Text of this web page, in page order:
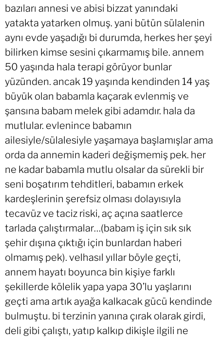
bazıları annesi ve abisi bizzat yanındaki
yatakta yatarken olmuş. yani bütün sülalenin
aynı evde yaşadığı bi durumda, herkes her şeyi
bilirken kimse sesini çıkarmamış bile. annem
50 yaşında hala terapi görüyor bunlar
yüzünden. ancak 19 yaşında kendinden 14 yaş
büyük olan babamla kaçarak evlenmiş ve
şansına babam melek gibi adamdır. hala da
mutlular. evlenince babamın
ailesiyle/sülalesiyle yaşamaya başlamışlar ama
orda da annemin kaderi değişmemiş pek. her
ne kadar babamla mutlu olsalar da sürekli bir
seni boşatırım tehditleri, babamın erkek
kardeşlerinin şerefsiz olması dolayısıyla
tecavüz ve taciz riski, aç açına saatlerce
tarlada çalıştırmalar…(babam iş için sık sık
şehir dışına çıktığı için bunlardan haberi
olmamış pek). velhasıl yıllar böyle geçti,
annem hayatı boyunca bin kişiye farklı
şekillerde kölelik yapa yapa 30’lu yaşlarını
geçti ama artık ayağa kalkacak gücü kendinde
bulmuştu. bi terzinin yanına çırak olarak girdi,
deli gibi çalıştı, yatıp kalkıp dikişle ilgili ne